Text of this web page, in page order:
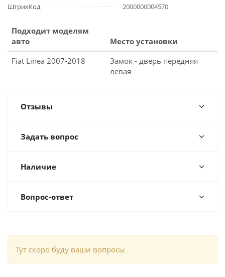
ШтрихКод 2000000004570
Подходит моделям
авто
Место установки
Fiat Linea 2007-2018
Замок - дверь передняя
левая
Отзывы
Задать вопрос
Наличие
Вопрос-ответ
Тут скоро буду ваши вопросы